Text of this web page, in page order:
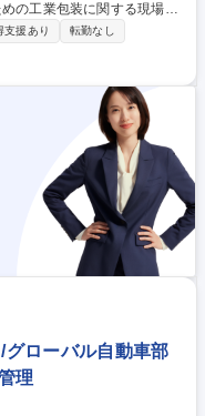
の工業包装に関する現場技
せる、根止め作業、玉掛け
函業務（木枠梱包のパーツ
ク、バンニング(コンテナに
支援あり
転勤なし
グローバル自動車部
理